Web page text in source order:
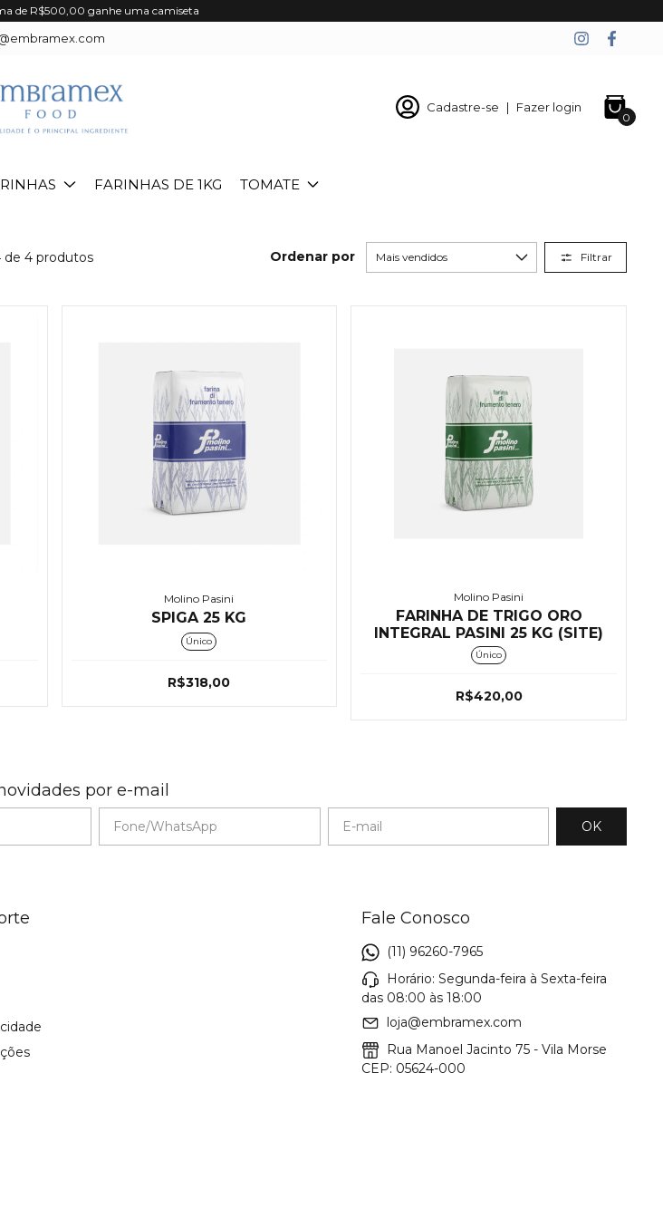
de R$500,00 ganhe uma camiseta
Cadastre-se | Fazer login
0
FARINHAS DE 1KG TOMATE
de 4 produtos Ordenar por Filtrar
Molino Pasini
SPIGA 25 KG
Único
R$318,00
Molino Pasini
FARINHA DE TRIGO ORO
INTEGRAL PASINI 25 KG (SITE)
Único
R$420,00
por e-mail
Fale Conosco
(11) 96260-7965
Horário: Segunda-feira à Sexta-feira
das 08:00 às 18:00
loja@embramex.com
Rua Manoel Jacinto 75 - Vila Morse
CEP: 05624-000